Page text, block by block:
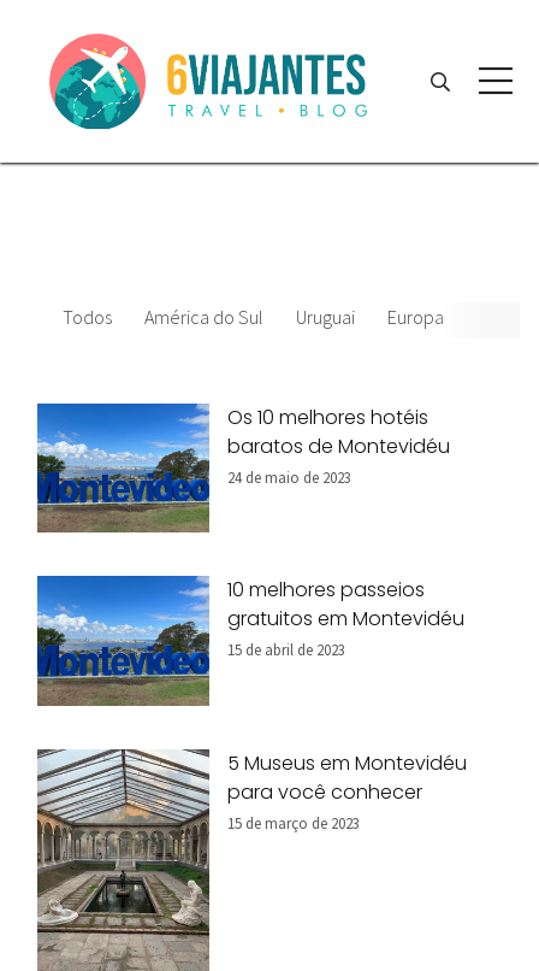
Todos América do Sul Uruguai Europa
Os 10 melhores hotéis
baratos de Montevidéu
24 de maio de 2023
10 melhores passeios
gratuitos em Montevidéu
15 de abril de 2023
5 Museus em Montevidéu
para você conhecer
15 de março de 2023